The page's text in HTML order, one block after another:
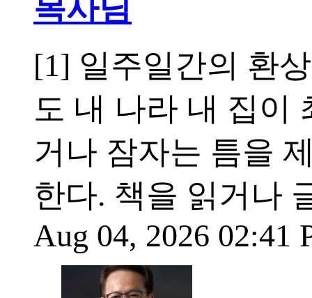
목사님
[1] 일주일간의 환
도 내 나라 내 집이
거나 잠자는 틈을
한다. 책을 읽거나
Aug 04, 2026 02:41